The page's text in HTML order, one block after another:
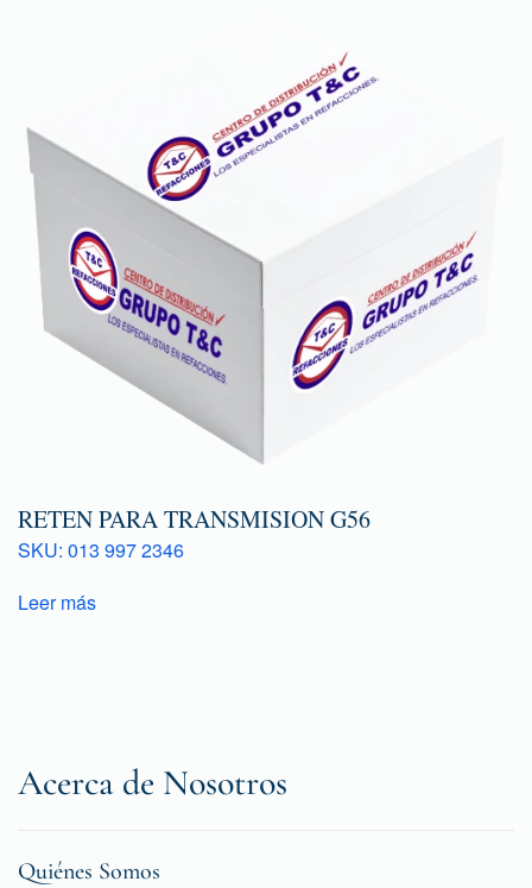
RETEN PARA TRANSMISION G56
SKU: 013 997 2346
Leer más
Acerca de Nosotros
Quiénes Somos